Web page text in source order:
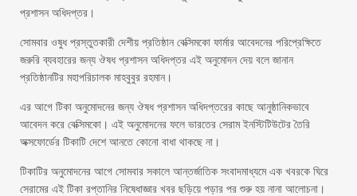
প্রশাসন অধিদপ্তর।
সোমবার ওষুধ প্রস্তুতকারী দেশীয় প্রতিষ্ঠান বেক্সিমকো ফার্মার আবেদনের পরিপ্রেক্ষিতে
জরুরি ব্যবহারের জন্য ঔষধ প্রশাসন অধিদপ্তর এই অনুমোদন দেয় বলে জানান
প্রতিষ্ঠানটির মহাপরিচালক মাহবুবুর রহমান।
এর আগে টিকা অনুমোদনের জন্য ঔষধ প্রশাসন অধিদপ্তরের কাছে আনুষ্ঠানিকভাবে
আবেদন করে বেক্সিমকো। এই অনুমোদনের ফলে ভারতের সেরাম ইনস্টিটিউটের তৈরি
অক্সফোর্ডের টিকাটি দেশে আনতে কোনো বাধা থাকছে না।
টিকাটির অনুমোদনের আগে সোমবার সকালে আন্তর্জাতিক সংবাদমাধ্যমে এক খবরকে ঘিরে
সেরামের এই টিকা রপ্তানির নিষেধাজ্ঞার খবর ছড়িয়ে পড়ার পর শুরু হয় নানা আলোচনা।